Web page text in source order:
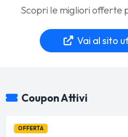
Scopri le migliori offerte
Vai al sito
Coupon Attivi
OFFERTA